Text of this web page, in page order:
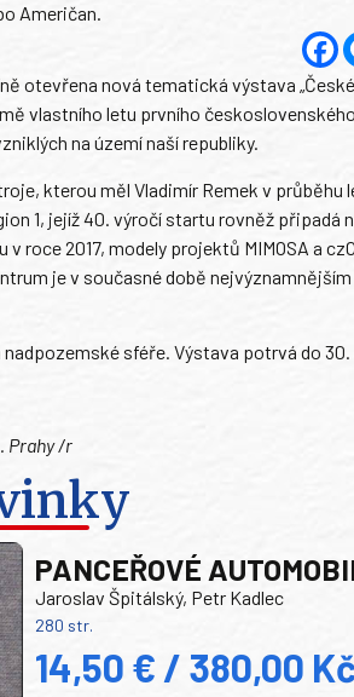
Američan.
otevřena nová tematická výstava
vlastního letu prvního
na území naší republiky.
kterou měl Vladimír Remek v průběhu
1, jejíž 40. výročí startu rovněž připadá
roce 2017, modely projektů MIMOSA a
je v současné době
sféře. Výstava potrvá do 30.
Prahy /r
PANCEŘOVÉ
Jaroslav Špitálský, Petr Kadlec
280 str.
14,50 € / 380,00